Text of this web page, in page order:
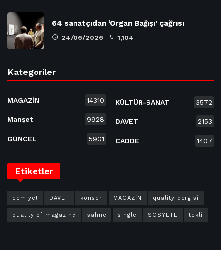
64 sanatçıdan ‘Organ Bağışı’ çağrısı
24/06/2026 1,104
Kategoriler
MAGAZİN 14310
Manşet 9928
GÜNCEL 5901
KÜLTÜR-SANAT 3572
DAVET 2153
CADDE 1407
Etiketler
cemiyet DAVET konser MAGAZİN quality dergisi
quality of magazine sahne single SOSYETE tekli